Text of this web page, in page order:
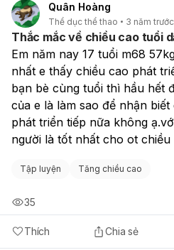
Quân Hoàng
Thể dục thể thao 3 năm trước
Thắc mắc về chiều cao tuổi
Em năm nay 17 tuổi m68
nhất e thấy chiều cao phát
bạn bè cùng tuổi thì hầu hết
của e là làm sao để nhận
phát triển tiếp nữa không
người là tốt nhất cho ot chiều
Tập luyện Tăng chiều cao
Thích Chia sẻ
35